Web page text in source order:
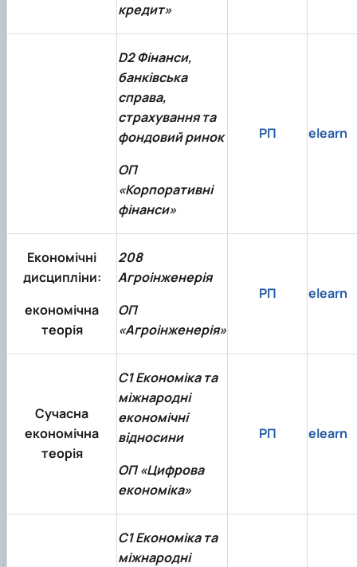
кредит»
D2 Фінанси,
банківська
справа,
страхування та
фондовий ринок
ОП
«Корпоративні
фінанси»
РП elearn
Економічні
дисципліни:
економічна
теорія
208
Агроінженерія
ОП
«Агроінженерія»
РП elearn
Сучасна
економічна
теорія
C1 Економіка та
міжнародні
економічні
відносини
ОП «Цифрова
економіка»
РП elearn
C1 Економіка та
міжнародні